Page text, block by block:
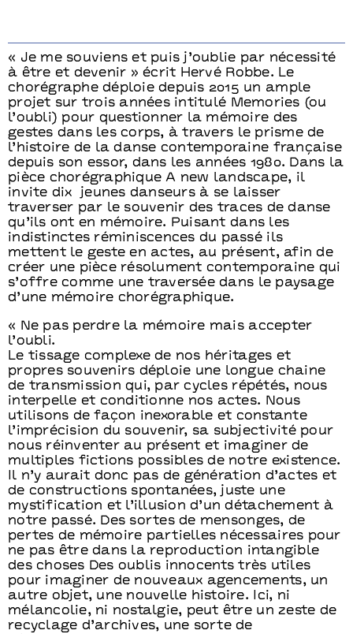
« Je me souviens et puis j’oublie par nécessité
à être et devenir » écrit Hervé Robbe. Le
chorégraphe déploie depuis 2015 un ample
projet sur trois années intitulé Memories (ou
l’oubli) pour questionner la mémoire des
gestes dans les corps, à travers le prisme de
l’histoire de la danse contemporaine française
depuis son essor, dans les années 1980. Dans la
pièce chorégraphique A new landscape, il
invite dix jeunes danseurs à se laisser
traverser par le souvenir des traces de danse
qu’ils ont en mémoire. Puisant dans les
indistinctes réminiscences du passé ils
mettent le geste en actes, au présent, afin de
créer une pièce résolument contemporaine qui
s’offre comme une traversée dans le paysage
d’une mémoire chorégraphique.
« Ne pas perdre la mémoire mais accepter
l’oubli.
Le tissage complexe de nos héritages et
propres souvenirs déploie une longue chaine
de transmission qui, par cycles répétés, nous
interpelle et conditionne nos actes. Nous
utilisons de façon inexorable et constante
l’imprécision du souvenir, sa subjectivité pour
nous réinventer au présent et imaginer de
multiples fictions possibles de notre existence.
Il n’y aurait donc pas de génération d’actes et
de constructions spontanées, juste une
mystification et l’illusion d’un détachement à
notre passé. Des sortes de mensonges, de
pertes de mémoire partielles nécessaires pour
ne pas être dans la reproduction intangible
des choses Des oublis innocents très utiles
pour imaginer de nouveaux agencements, un
autre objet, une nouvelle histoire. Ici, ni
mélancolie, ni nostalgie, peut être un zeste de
recyclage d’archives, une sorte de